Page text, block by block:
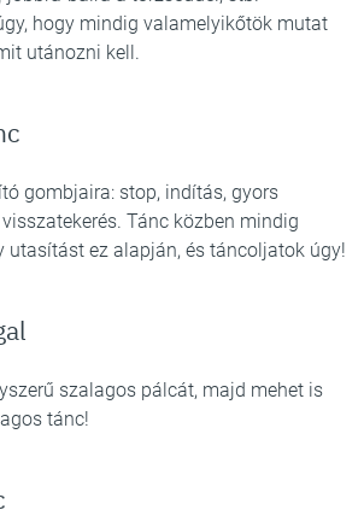
hogy mindig valamelyikőtök mutat
utánozni kell.
gombjaira: stop, indítás, gyors
Tánc közben mindig
utasítást ez alapján, és táncoljatok úgy!
szalagos pálcát, majd mehet is
tánc!